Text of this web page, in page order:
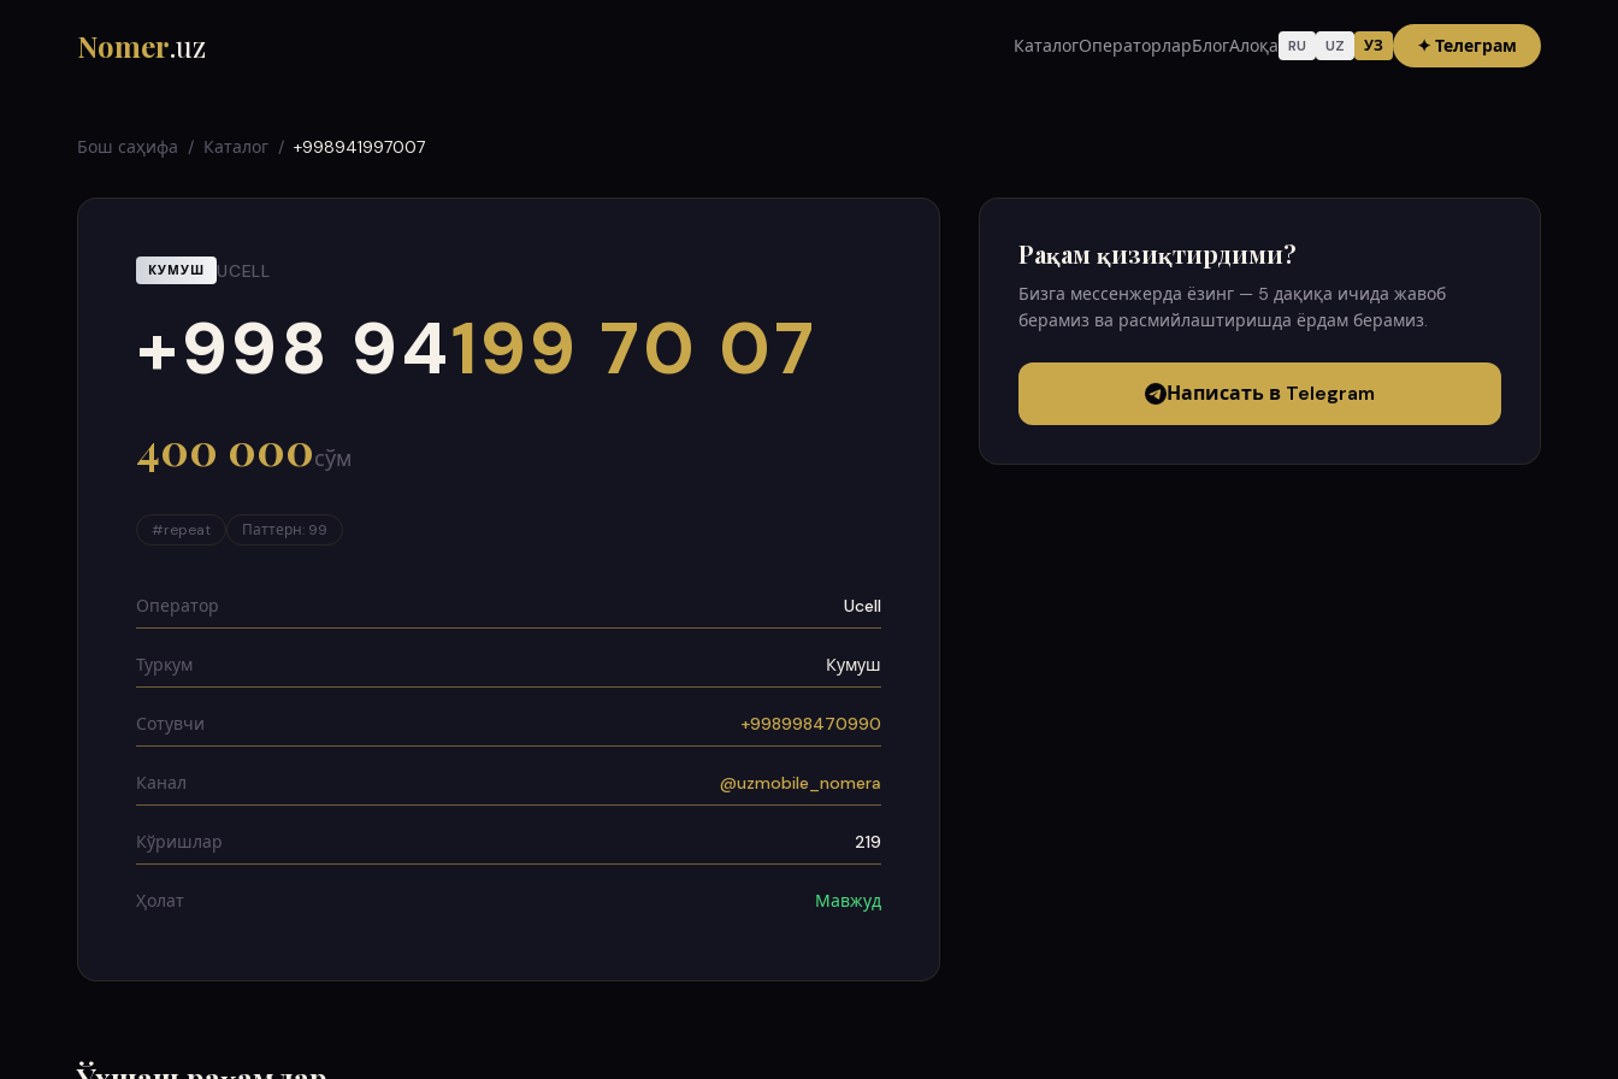
Nomer.uz КаталогОператорларБлогАлоқа RU UZ УЗ ✦ Телеграм
Бош саҳифа / Каталог / +998941997007
КУМУШ UCELL
+998 94199 70 07
000
999
400 000сўм
#repeat Паттерн: 99
Оператор Ucell
Туркум Кумуш
Сотувчи +998998470990
Канал @uzmobile_nomera
Кўришлар 219
Ҳолат Мавжуд
Рақам қизиқтирдими?
Бизга мессенжерда ёзинг — 5 дақиқа ичида жавоб
берамиз ва расмийлаштиришда ёрдам берамиз.
Написать в Telegram